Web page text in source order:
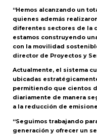
“Hemos alcanzando un
quienes además
diferentes sectores de la
estamos construyendo
con la movilidad
director de Proyectos y
Actualmente, el sistema
ubicadas
permitiendo que cientos
diariamente de manera
a la reducción de
“Seguimos trabajando
generación y ofrecer un